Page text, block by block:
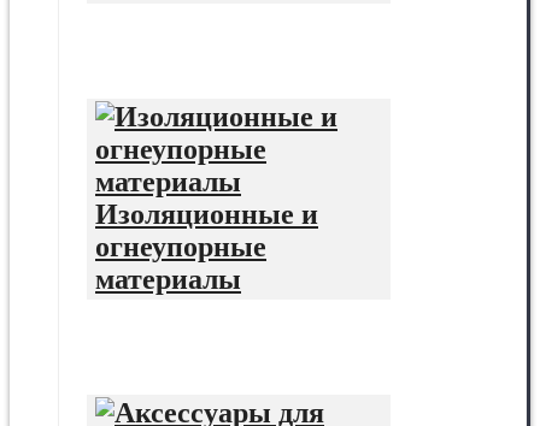
Изоляционные и
огнеупорные
материалы